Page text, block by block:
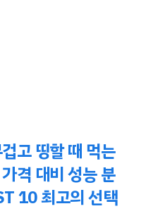
고 띵할 때 먹는
격 대비 성능 분
10 최고의 선택